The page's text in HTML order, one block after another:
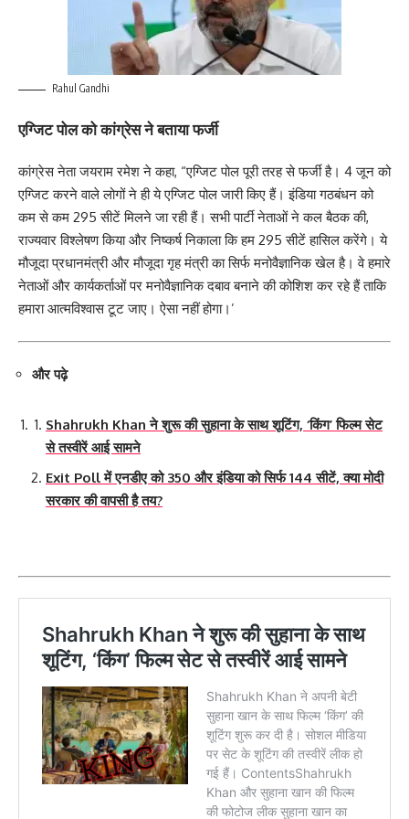
Rahul Gandhi
एग्जिट पोल को कांग्रेस ने बताया फर्जी
कांग्रेस नेता जयराम रमेश ने कहा, “एग्जिट पोल पूरी तरह से फर्जी है। 4 जून को
एग्जिट करने वाले लोगों ने ही ये एग्जिट पोल जारी किए हैं। इंडिया गठबंधन को
कम से कम 295 सीटें मिलने जा रही हैं। सभी पार्टी नेताओं ने कल बैठक की,
राज्यवार विश्लेषण किया और निष्कर्ष निकाला कि हम 295 सीटें हासिल करेंगे। ये
मौजूदा प्रधानमंत्री और मौजूदा गृह मंत्री का सिर्फ मनोवैज्ञानिक खेल है। वे हमारे
नेताओं और कार्यकर्ताओं पर मनोवैज्ञानिक दबाव बनाने की कोशिश कर रहे हैं ताकि
हमारा आत्मविश्वास टूट जाए। ऐसा नहीं होगा।’
और पढ़े
Shahrukh Khan ने शुरू की सुहाना के साथ शूटिंग, ‘किंग’ फिल्म सेट
से तस्वीरें आई सामने
Exit Poll में एनडीए को 350 और इंडिया को सिर्फ 144 सीटें, क्या मोदी
सरकार की वापसी है तय?